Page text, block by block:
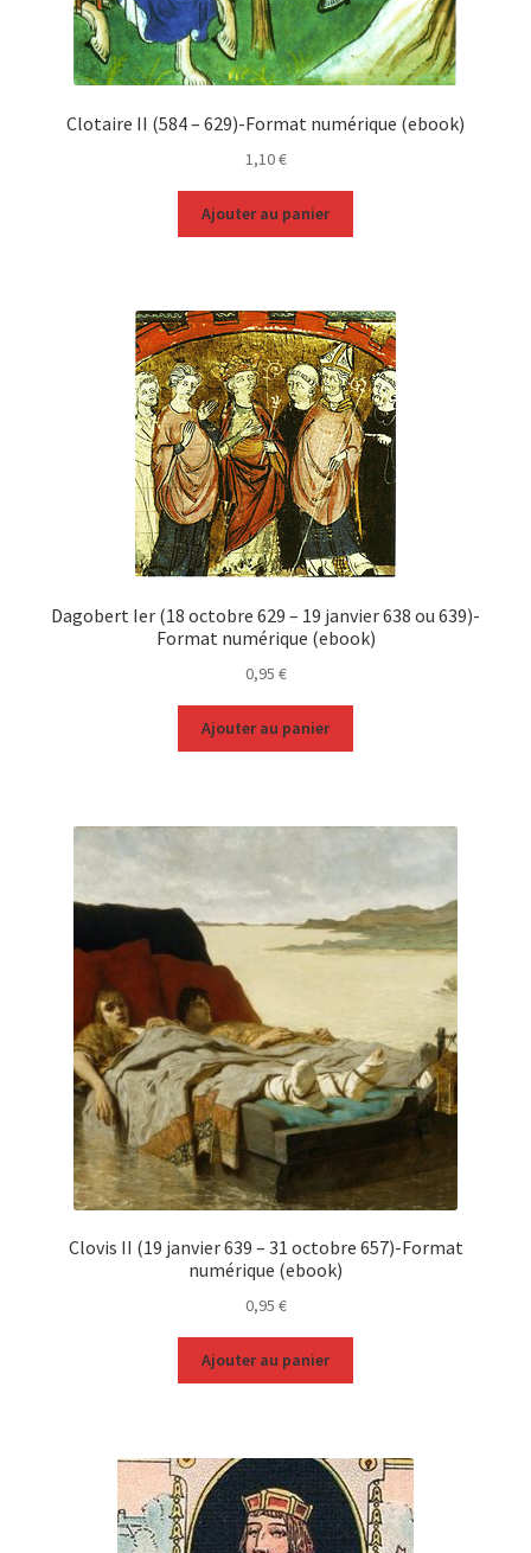
Clotaire II (584 – 629)-Format numérique (ebook)
1,10€
Ajouter au panier
Dagobert Ier (18 octobre 629 – 19 janvier 638 ou 639)-
Format numérique (ebook)
0,95 €
Ajouter au panier
Clovis II (19 janvier 639 – 31 octobre 657)-Format
numérique (ebook)
0,95 €
Ajouter au panier